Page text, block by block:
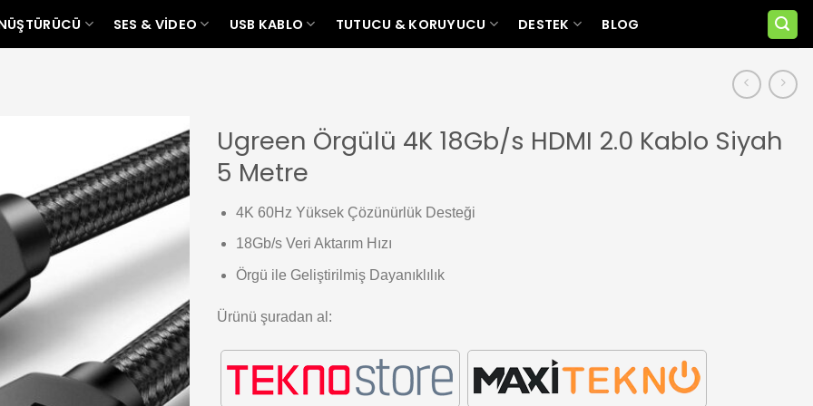
SES & VIDEO USB KABLO TUTUCU & KORUYUCU DESTEK BLOG
Add to
wishlist
Ugreen Örgülü 4K 18Gb/s HDMI 2.0 Kablo Siyah
5 Metre
4K 60Hz Yüksek Çözünürlük Desteği
18Gb/s Veri Aktarım Hızı
Örgü ile Geliştirilmiş Dayanıklılık
Ürünü şuradan al: